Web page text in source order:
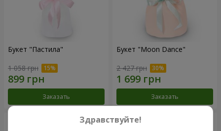
Букет "Пастила"
1 058 грн
Заказать
Букет "Moon Dance"
2 427 грн
Заказать
Здравствуйте!